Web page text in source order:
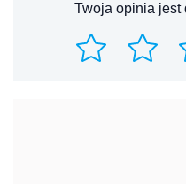
Twoja opinia jest